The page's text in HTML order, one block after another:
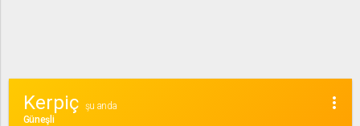
more_vert
Kerpiç
şu anda
Güneşli